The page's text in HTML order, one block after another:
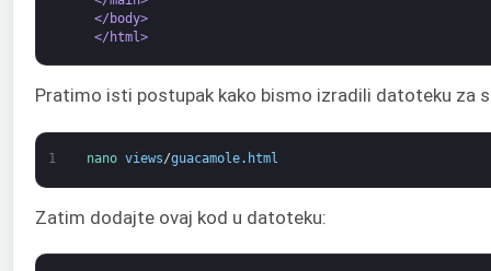
</body>
</html>
Pratimo isti postupak kako bismo izradili datoteku za
1 nano views/guacamole. html
Zatim dodajte ovaj kod u datoteku: